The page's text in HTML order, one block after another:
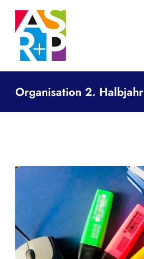
Zum
Inhalt
springen
Organisation 2. Halbjahr